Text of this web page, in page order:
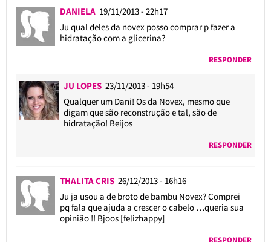
DANIELA 19/11/2013 - 22h17
Ju qual deles da novex posso comprar p fazer a
hidratação com a glicerina?
RESPONDER
JU LOPES 23/11/2013 - 19h54
Qualquer um Dani! Os da Novex, mesmo que
digam que são reconstrução e tal, são de
hidratação! Beijos
RESPONDER
THALITA CRIS 26/12/2013 - 16h16
Ju ja usou a de broto de bambu Novex? Comprei
pq fala que ajuda a crescer o cabelo …queria sua
opinião !! Bjoos [felizhappy]
RESPONDER